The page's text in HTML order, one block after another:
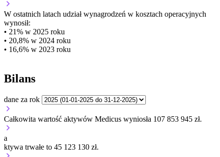
W ostatnich latach udział wynagrodzeń w kosztach operacyjnych
wynosił:
• 21% w 2025 roku
• 20,8% w 2024 roku
• 16,6% w 2023 roku
Bilans
dane za rok
Całkowita wartość aktywów Medicus wyniosła 107 853 945 zł.
a
ktywa trwałe to 45 123 130 zł.